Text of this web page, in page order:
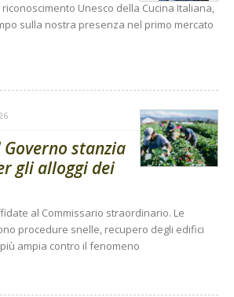
Unesco della Cucina Italiana,
sulla nostra presenza nel primo mercato
stanzia
gli alloggi dei
al Commissario straordinario. Le
procedure snelle, recupero degli edifici
ampia contro il fenomeno